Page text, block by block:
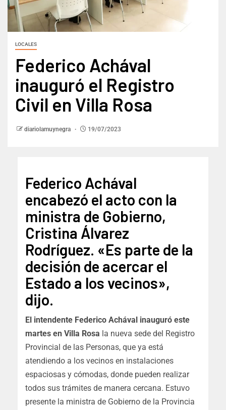
LOCALES
Federico Achával
inauguró el Registro
Civil en Villa Rosa
diariolamuynegra 19/07/2023
Federico Achával
encabezó el acto con la
ministra de Gobierno,
Cristina Álvarez
Rodríguez. «Es parte de la
decisión de acercar el
Estado a los vecinos»,
dijo.
El intendente Federico Achával inauguró este
martes en Villa Rosa la nueva sede del Registro
Provincial de las Personas, que ya está
atendiendo a los vecinos en instalaciones
espaciosas y cómodas, donde pueden realizar
todos sus trámites de manera cercana. Estuvo
presente la ministra de Gobierno de la Provincia